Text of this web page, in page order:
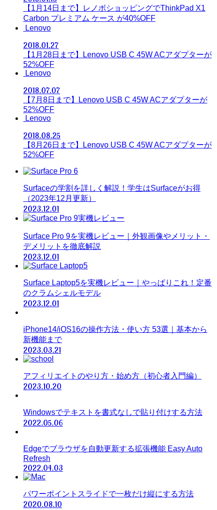
【1月14日まで】レノボショッピングでThinkPad X1
Carbon プレミアム ケース が40%OFF
Lenovo
2018.01.27
【1月28日まで】Lenovo USB C 45W ACアダプターが
52%OFF
Lenovo
2018.07.07
【7月8日まで】Lenovo USB C 45W ACアダプターが
52%OFF
Lenovo
2018.08.25
【8月26日まで】Lenovo USB C 45W ACアダプターが
52%OFF
Surfaceの学割を詳しく解説！学生はSurfaceがお得
（2023年12月更新）
2023.12.01
Surface Pro 9を実機レビュー｜外観画像やメリット・
デメリットを徹底解説
2023.12.01
Surface Laptop5を実機レビュー｜やっぱりこれ！定番
のクラムシェルモデル
2023.12.01
iPhone14/iOS16の操作方法・使い方 53選｜基本から
新機能まで
2023.03.21
アフィリエイトのやり方・始め方（初心者入門編）
2023.10.20
Windowsでテキストを書式なしで貼り付けする方法
2022.05.06
Edgeでブラウザを自動更新する拡張機能 Easy Auto
Refresh
2022.04.03
パワーポイントスライドで一枚だけ縦にする方法
2020.08.10